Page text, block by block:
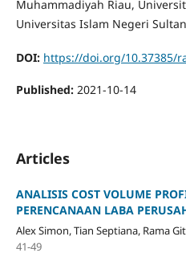
Muhammadiyah Riau,
Universitas Islam Negeri
DOI: https://doi.org/10.37385/
Published: 2021-10-14
Articles
ANALISIS COST VOLUME
PERENCANAAN LABA
Alex Simon, Tian Septiana, Rama
41-49